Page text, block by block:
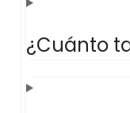
¿Cuánto